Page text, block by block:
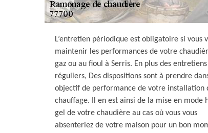
L’entretien périodique est obligatoire si vous
maintenir les performances de votre
gaz ou au fioul à Serris. En plus des entretiens
réguliers, Des dispositions sont à prendre
objectif de performance de votre installation
chauffage. Il en est ainsi de la mise en mode
gel de votre chaudière au cas où vous vous
absenteriez de votre maison pour un bon